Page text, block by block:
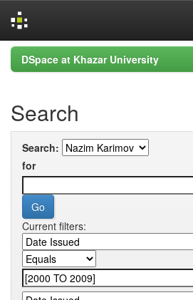
Skip
navigation
DSpace at Khazar University
Search
Search:
for
Current filters: